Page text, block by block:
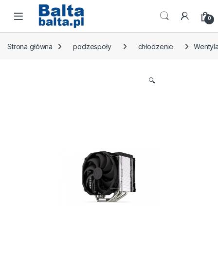
Skip to navigation
Skip to content
Open 0
Strona główna podzespoły chłodzenie
🔍